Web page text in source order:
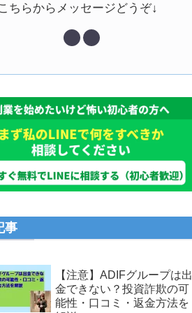
ちらからメッセージどうぞ↓
事
【注意】ADIFグループは出
金できない？投資詐欺の可
能性・口コミ・返金方法を